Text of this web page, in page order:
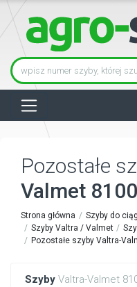
Szyby Valtra-Valmet
Pozostałe
Valmet 8100
Strona główna
Szyby do
Szyby Valtra / Valmet
Pozostałe szyby Valtra-